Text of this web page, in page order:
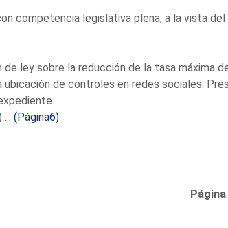
competencia legislativa plena, a la vista
de ley sobre la reducción de la tasa máxima
ubicación de controles en redes sociales.
(Página6)
Página